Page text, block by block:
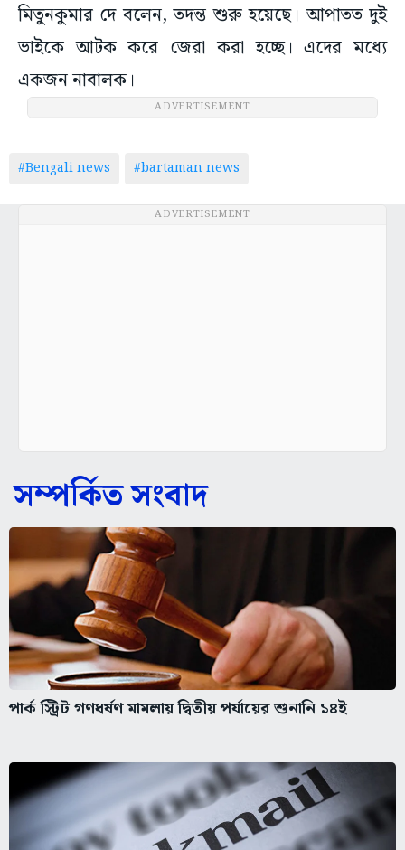
মিতুনকুমার দে বলেন, তদন্ত শুরু হয়েছে। আপাতত দুই
ভাইকে আটক করে জেরা করা হচ্ছে। এদের মধ্যে
একজন নাবালক।
ADVERTISEMENT
#Bengali news #bartaman news
ADVERTISEMENT
সম্পর্কিত সংবাদ
পার্ক স্ট্রিট গণধর্ষণ মামলায় দ্বিতীয় পর্যায়ের শুনানি ১৪ই